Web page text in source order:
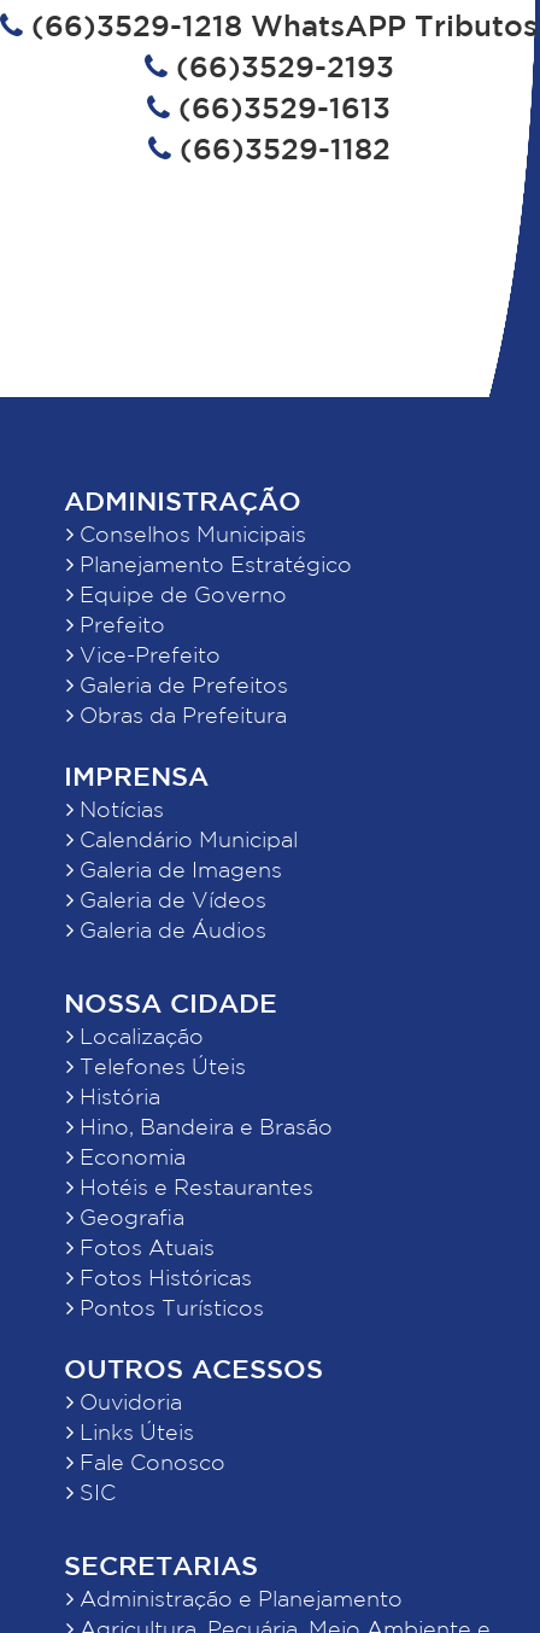
(66)3529-1218 WhatsAPP Tributos
(66)3529-2193
(66)3529-1613
(66)3529-1182
ADMINISTRAÇÃO
Conselhos Municipais
Planejamento Estratégico
Equipe de Governo
Prefeito
Vice-Prefeito
Galeria de Prefeitos
Obras da Prefeitura
IMPRENSA
Notícias
Calendário Municipal
Galeria de Imagens
Galeria de Vídeos
Galeria de Áudios
NOSSA CIDADE
Localização
Telefones Úteis
História
Hino, Bandeira e Brasão
Economia
Hotéis e Restaurantes
Geografia
Fotos Atuais
Fotos Históricas
Pontos Turísticos
OUTROS ACESSOS
Ouvidoria
Links Úteis
Fale Conosco
SIC
SECRETARIAS
Administração e Planejamento